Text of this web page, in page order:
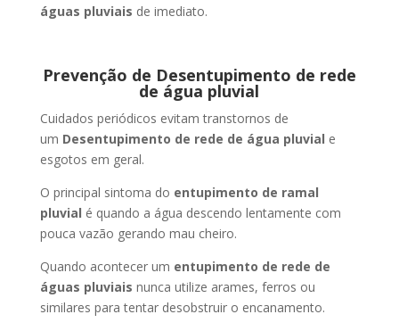
águas pluviais de imediato.
Prevenção de Desentupimento de rede
de água pluvial
Cuidados periódicos evitam transtornos de
um Desentupimento de rede de água pluvial e
esgotos em geral.
O principal sintoma do entupimento de ramal
pluvial é quando a água descendo lentamente com
pouca vazão gerando mau cheiro.
Quando acontecer um entupimento de rede de
águas pluviais nunca utilize arames, ferros ou
similares para tentar desobstruir o encanamento.